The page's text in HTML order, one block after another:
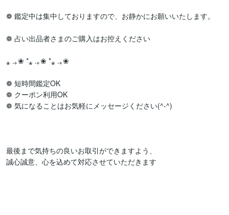
❁ 鑑定中は集中しておりますので、お静かにお願いいたします。
❁ 占い出品者さまのご購入はお控えください
⁎ .｡❀ *⁎ .｡❀ *⁎ .｡❀
❁ 短時間鑑定OK
❁ クーポン利用OK
❁ 気になることはお気軽にメッセージください(^-^)
最後まで気持ちの良いお取引ができますよう、
誠心誠意、心を込めて対応させていただきます